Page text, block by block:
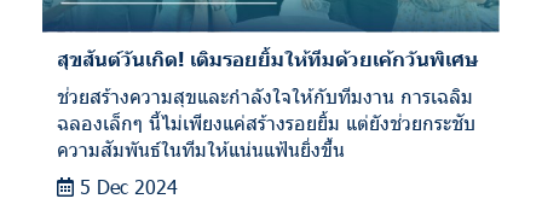
สุขสันต์วันเกิด! เติมรอยยิ้มให้ทีมด้วยเค้กวันพิเศษ
ช่วยสร้างความสุขและกำลังใจให้กับทีมงาน การเฉลิม
ฉลองเล็กๆ นี้ไม่เพียงแค่สร้างรอยยิ้ม แต่ยังช่วยกระชับ
ความสัมพันธ์ในทีมให้แน่นแฟ้นยิ่งขึ้น
5 Dec 2024